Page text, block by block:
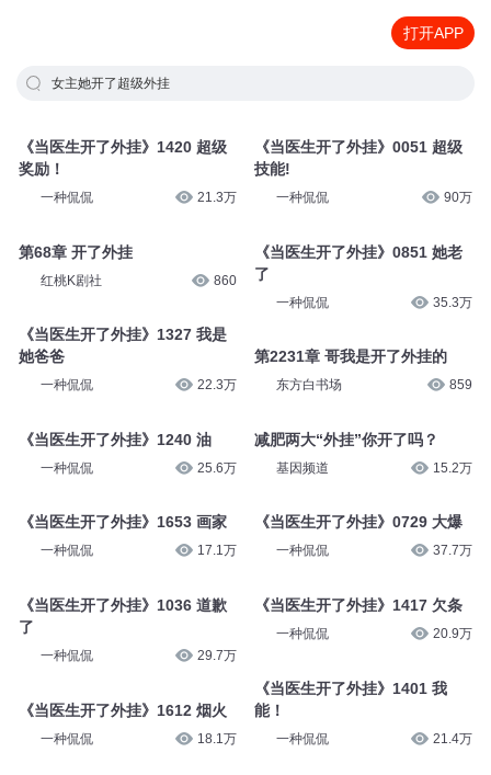
打开APP
女主她开了超级外挂
《当医生开了外挂》1420 超级
奖励！
一种侃侃 21.3万
第68章 开了外挂
红桃K剧社 860
《当医生开了外挂》1327 我是
她爸爸
一种侃侃 22.3万
《当医生开了外挂》1240 油
一种侃侃 25.6万
《当医生开了外挂》1653 画家
一种侃侃 17.1万
《当医生开了外挂》1036 道歉
了
一种侃侃 29.7万
《当医生开了外挂》1612 烟火
一种侃侃 18.1万
《当医生开了外挂》0051 超级
技能!
一种侃侃 90万
《当医生开了外挂》0851 她老
了
一种侃侃 35.3万
第2231章 哥我是开了外挂的
东方白书场 859
减肥两大“外挂”你开了吗？
基因频道 15.2万
《当医生开了外挂》0729 大爆
一种侃侃 37.7万
《当医生开了外挂》1417 欠条
一种侃侃 20.9万
《当医生开了外挂》1401 我
能！
一种侃侃 21.4万